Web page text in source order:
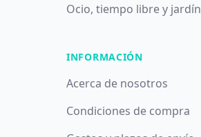
Ocio, tiempo libre y jardín
INFORMACIÓN
Acerca de nosotros
Condiciones de compra